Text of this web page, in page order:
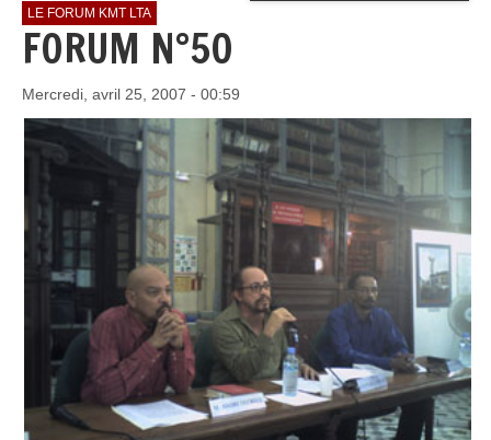
LE FORUM KMT LTA
FORUM N°50
Mercredi, avril 25, 2007 - 00:59